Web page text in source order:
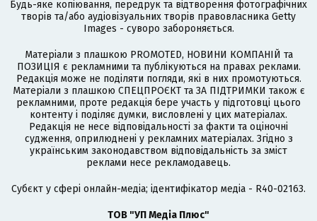
Будь-яке копіювання, передрук та відтворення фотографічних
творів та/або аудіовізуальних творів правовласника Getty
Images - суворо забороняється.
Матеріали з плашкою PROMOTED, НОВИНИ КОМПАНІЙ та
ПОЗИЦІЯ є рекламними та публікуються на правах реклами.
Редакція може не поділяти погляди, які в них промотуються.
Матеріали з плашкою СПЕЦПРОЄКТ та ЗА ПІДТРИМКИ також є
рекламними, проте редакція бере участь у підготовці цього
контенту і поділяє думки, висловлені у цих матеріалах.
Редакція не несе відповідальності за факти та оціночні
судження, оприлюднені у рекламних матеріалах. Згідно з
українським законодавством відповідальність за зміст
реклами несе рекламодавець.
Cубєкт у сфері онлайн-медіа; ідентифікатор медіа - R40-02163.
ТОВ "УП Медіа Плюс"